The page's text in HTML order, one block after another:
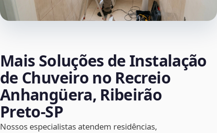
Mais Soluções de Instalação
de Chuveiro no Recreio
Anhangüera, Ribeirão
Preto‑SP
Nossos especialistas atendem residências,